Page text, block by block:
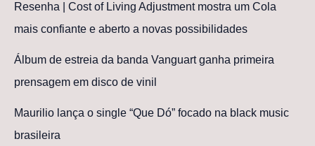
Resenha | Cost of Living Adjustment mostra um Cola
mais confiante e aberto a novas possibilidades
Álbum de estreia da banda Vanguart ganha primeira
prensagem em disco de vinil
Maurilio lança o single “Que Dó” focado na black music
brasileira